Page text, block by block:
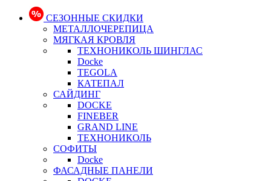
СЕЗОННЫЕ СКИДКИ
МЕТАЛЛОЧЕРЕПИЦА
МЯГКАЯ КРОВЛЯ
ТЕХНОНИКОЛЬ ШИНГЛАС
Docke
TEGOLA
КАТЕПАЛ
САЙДИНГ
DOCKE
FINEBER
GRAND LINE
ТЕХНОНИКОЛЬ
СОФИТЫ
Docke
ФАСАДНЫЕ ПАНЕЛИ